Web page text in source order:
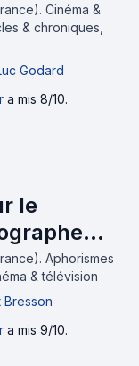
Cinéma &
& chroniques,
Godard
a mis 8/10.
le
Aphorismes
& télévision
Bresson
a mis 9/10.